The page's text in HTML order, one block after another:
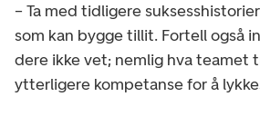
– Ta med tidligere
som kan bygge tillit. Fortell også
dere ikke vet; nemlig hva teamet
ytterligere kompetanse for å